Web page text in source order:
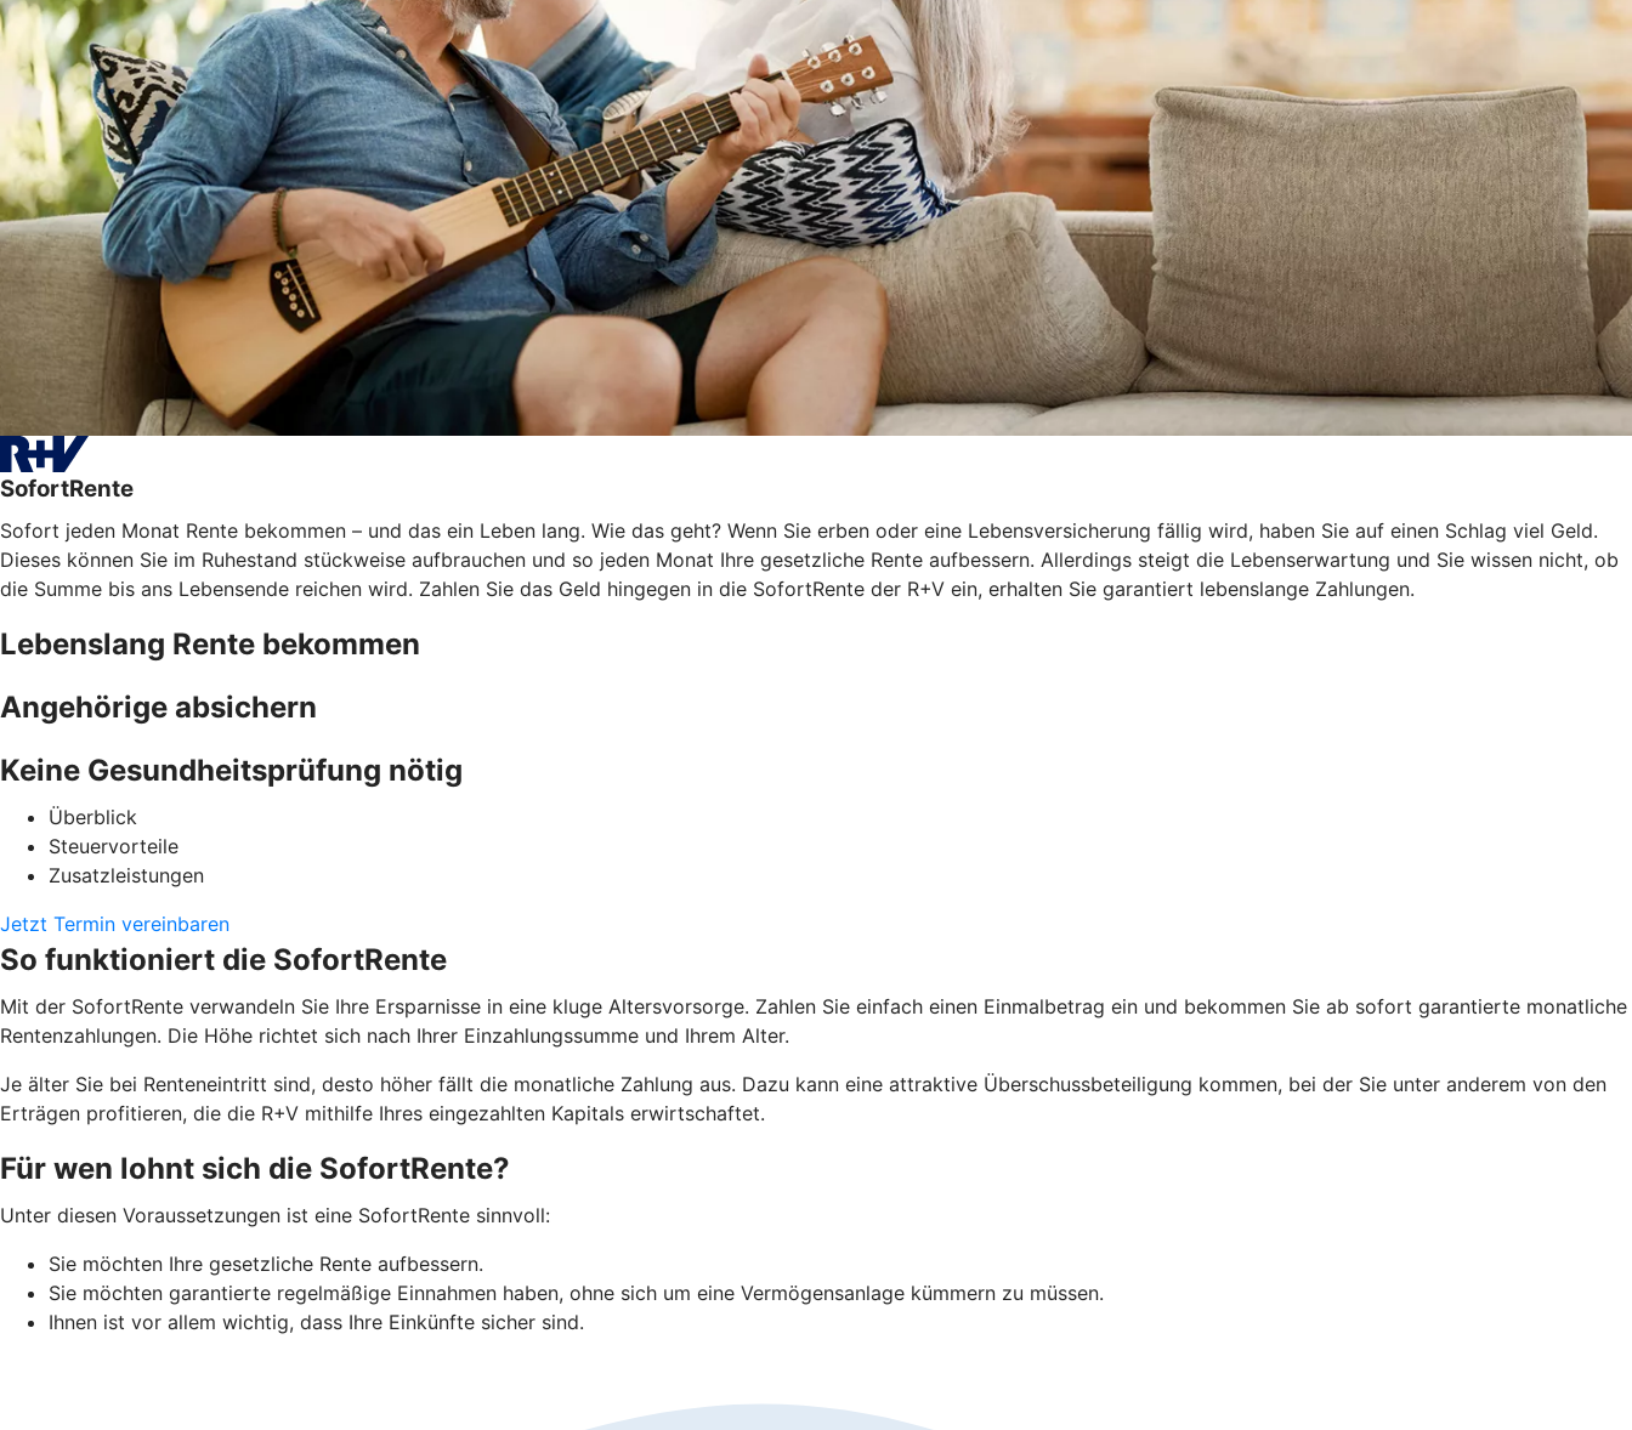
SofortRente
Sofort jeden Monat Rente bekommen – und das ein Leben lang. Wie das geht? Wenn Sie erben oder eine Lebensversicherung fällig wird, haben Sie auf einen Schlag viel Geld.
Dieses können Sie im Ruhestand stückweise aufbrauchen und so jeden Monat Ihre gesetzliche Rente aufbessern. Allerdings steigt die Lebenserwartung und Sie wissen nicht, ob
die Summe bis ans Lebensende reichen wird. Zahlen Sie das Geld hingegen in die SofortRente der R+V ein, erhalten Sie garantiert lebenslange Zahlungen.
Lebenslang Rente bekommen
Angehörige absichern
Keine Gesundheitsprüfung nötig
Überblick
Steuervorteile
Zusatzleistungen
Jetzt Termin vereinbaren
So funktioniert die SofortRente
Mit der SofortRente verwandeln Sie Ihre Ersparnisse in eine kluge Altersvorsorge. Zahlen Sie einfach einen Einmalbetrag ein und bekommen Sie ab sofort garantierte monatliche
Rentenzahlungen. Die Höhe richtet sich nach Ihrer Einzahlungssumme und Ihrem Alter.
Je älter Sie bei Renteneintritt sind, desto höher fällt die monatliche Zahlung aus. Dazu kann eine attraktive Überschussbeteiligung kommen, bei der Sie unter anderem von den
Erträgen profitieren, die die R+V mithilfe Ihres eingezahlten Kapitals erwirtschaftet.
Für wen lohnt sich die SofortRente?
Unter diesen Voraussetzungen ist eine SofortRente sinnvoll:
Sie möchten Ihre gesetzliche Rente aufbessern.
Sie möchten garantierte regelmäßige Einnahmen haben, ohne sich um eine Vermögensanlage kümmern zu müssen.
Ihnen ist vor allem wichtig, dass Ihre Einkünfte sicher sind.